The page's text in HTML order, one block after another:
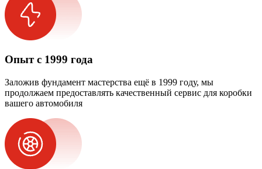
Опыт с 1999 года
Заложив фундамент мастерства ещё в 1999 году, мы
продолжаем предоставлять качественный сервис для коробки
вашего автомобиля